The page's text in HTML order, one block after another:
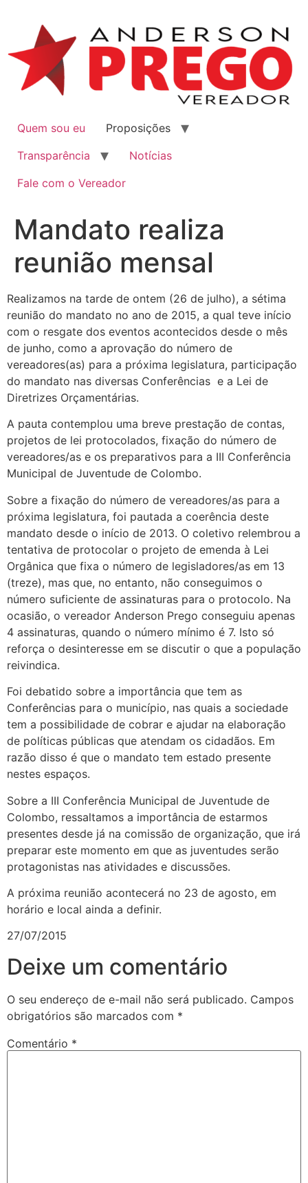
Quem sou eu
Proposições
Transparência
Notícias
Fale com o Vereador
Mandato realiza
reunião mensal
Realizamos na tarde de ontem (26 de julho), a sétima
reunião do mandato no ano de 2015, a qual teve início
com o resgate dos eventos acontecidos desde o mês
de junho, como a aprovação do número de
vereadores(as) para a próxima legislatura, participação
do mandato nas diversas Conferências e a Lei de
Diretrizes Orçamentárias.
A pauta contemplou uma breve prestação de contas,
projetos de lei protocolados, fixação do número de
vereadores/as e os preparativos para a III Conferência
Municipal de Juventude de Colombo.
Sobre a fixação do número de vereadores/as para a
próxima legislatura, foi pautada a coerência deste
mandato desde o início de 2013. O coletivo relembrou a
tentativa de protocolar o projeto de emenda à Lei
Orgânica que fixa o número de legisladores/as em 13
(treze), mas que, no entanto, não conseguimos o
número suficiente de assinaturas para o protocolo. Na
ocasião, o vereador Anderson Prego conseguiu apenas
4 assinaturas, quando o número mínimo é 7. Isto só
reforça o desinteresse em se discutir o que a população
reivindica.
Foi debatido sobre a importância que tem as
Conferências para o município, nas quais a sociedade
tem a possibilidade de cobrar e ajudar na elaboração
de políticas públicas que atendam os cidadãos. Em
razão disso é que o mandato tem estado presente
nestes espaços.
Sobre a III Conferência Municipal de Juventude de
Colombo, ressaltamos a importância de estarmos
presentes desde já na comissão de organização, que irá
preparar este momento em que as juventudes serão
protagonistas nas atividades e discussões.
A próxima reunião acontecerá no 23 de agosto, em
horário e local ainda a definir.
27/07/2015
Deixe um comentário
O seu endereço de e-mail não será publicado. Campos
obrigatórios são marcados com *
Comentário *